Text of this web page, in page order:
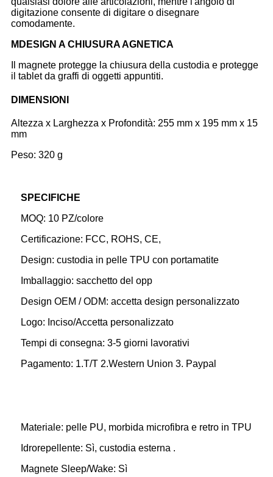
digitazione consente di digitare o disegnare
comodamente.
M DESIGN A CHIUSURA AGNETICA
Il magnete protegge la chiusura della custodia e protegge
il tablet da graffi di oggetti appuntiti.
DIMENSIONI
Altezza x Larghezza x Profondità: 255 mm x 195 mm x 15
mm
Peso: 320 g
SPECIFICHE
MOQ: 10 PZ/colore
Certificazione: FCC, ROHS, CE,
Design: custodia in pelle TPU con portamatite
Imballaggio: sacchetto del opp
Design OEM / ODM: accetta design personalizzato
Logo: Inciso/Accetta personalizzato
Tempi di consegna: 3-5 giorni lavorativi
Pagamento: 1.T/T 2.Western Union 3. Paypal
Materiale: pelle PU, morbida microfibra e retro in TPU
Idrorepellente: Sì, custodia esterna .
Magnete Sleep/Wake: Sì